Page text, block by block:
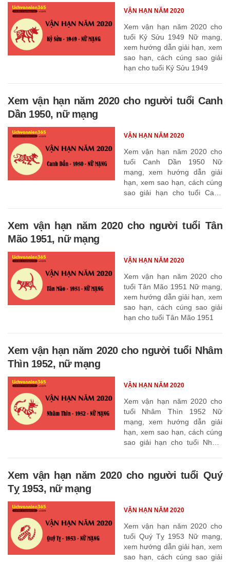
Xem vận hạn năm 2020 cho
tuổi Kỷ Sửu 1949 Nữ mạng,
xem hướng dẫn giải hạn, xem
sao hạn, cách cúng sao giải
hạn cho tuổi Kỷ Sửu 1949
VẬN HẠN NĂM 2020
Xem vận hạn năm 2020 cho người tuổi Canh
Dần 1950, nữ mạng
Xem vận hạn năm 2020 cho
tuổi Canh Dần 1950 Nữ
mạng, xem hướng dẫn giải
hạn, xem sao hạn, cách cúng
sao giải hạn cho tuổi Canh
VẬN HẠN NĂM 2020
Xem vận hạn năm 2020 cho người tuổi Tân
Mão 1951, nữ mạng
Xem vận hạn năm 2020 cho
tuổi Tân Mão 1951 Nữ mạng,
xem hướng dẫn giải hạn, xem
sao hạn, cách cúng sao giải
hạn cho tuổi Tân Mão 1951
VẬN HẠN NĂM 2020
Xem vận hạn năm 2020 cho người tuổi Nhâm
Thìn 1952, nữ mạng
Xem vận hạn năm 2020 cho
tuổi Nhâm Thìn 1952 Nữ
mạng, xem hướng dẫn giải
hạn, xem sao hạn, cách cúng
sao giải hạn cho tuổi Nhâm
VẬN HẠN NĂM 2020
Xem vận hạn năm 2020 cho người tuổi Quý
Tỵ 1953, nữ mạng
Xem vận hạn năm 2020 cho
tuổi Quý Tỵ 1953 Nữ mạng,
xem hướng dẫn giải hạn, xem
sao hạn, cách cúng sao giải
VẬN HẠN NĂM 2020